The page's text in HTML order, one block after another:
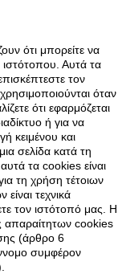
cookies
ότι μπορείτε να
ιστότοπου. Αυτά τα
τον
όταν
ότι εφαρμόζεται
ή για να
κειμένου και
σελίδα κατά τη
τα cookies είναι
τη χρήση τέτοιων
τεχνικά
τον ιστότοπό μας. Η
απαραίτητων cookies
(άρθρο 6
συμφέρον